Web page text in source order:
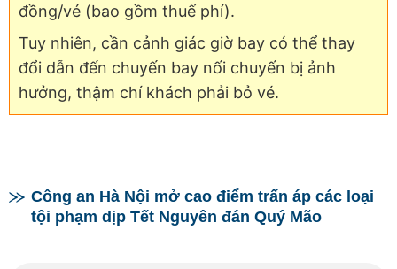
đồng/vé (bao gồm thuế phí).
Tuy nhiên, cần cảnh giác giờ bay có thể thay
đổi dẫn đến chuyến bay nối chuyến bị ảnh
hưởng, thậm chí khách phải bỏ vé.
Công an Hà Nội mở cao điểm trấn áp các loại
tội phạm dịp Tết Nguyên đán Quý Mão